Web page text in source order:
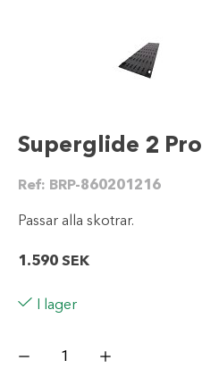
Superglide 2 Pro
Ref: BRP-860201216
Passar alla skotrar.
1.590 SEK
I lager